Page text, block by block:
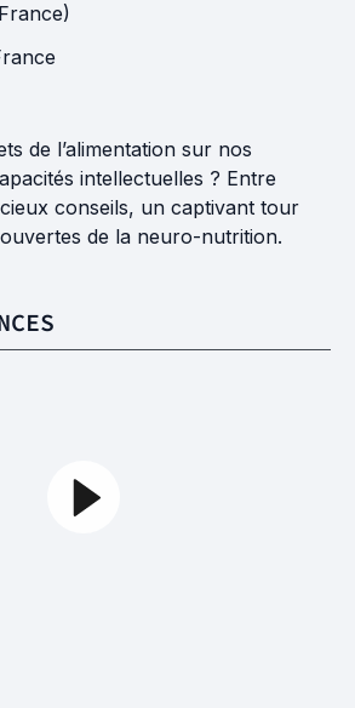
de l’alimentation sur nos
intellectuelles ? Entre
conseils, un captivant tour
de la neuro-nutrition.